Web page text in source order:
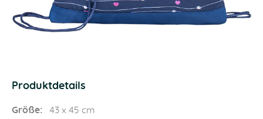
Produktdetails
Größe:
43 x 45 cm